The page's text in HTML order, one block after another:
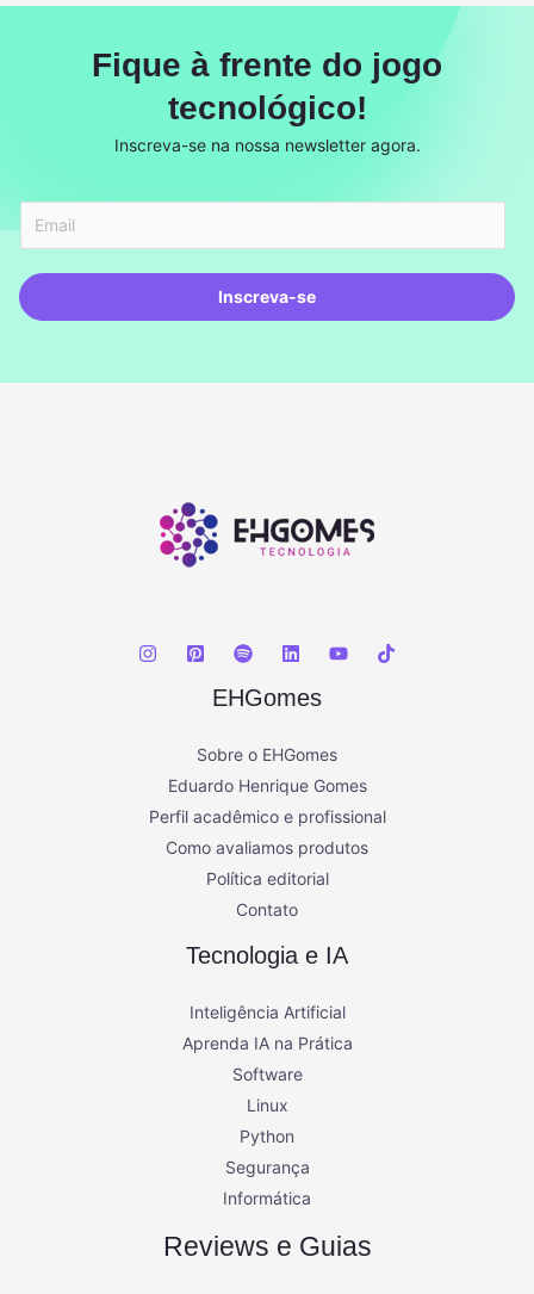
Fique à frente do jogo
tecnológico!
Inscreva-se na nossa newsletter agora.
Inscreva-se
EHGomes
Sobre o EHGomes
Eduardo Henrique Gomes
Perfil acadêmico e profissional
Como avaliamos produtos
Política editorial
Contato
Tecnologia e IA
Inteligência Artificial
Aprenda IA na Prática
Software
Linux
Python
Segurança
Informática
Reviews e Guias